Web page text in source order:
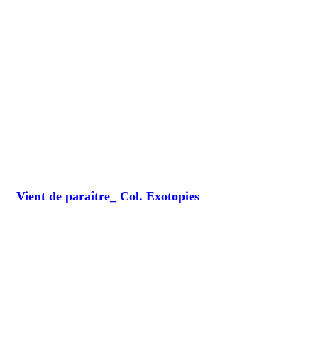
Vient de paraître_ Col. Exotopies